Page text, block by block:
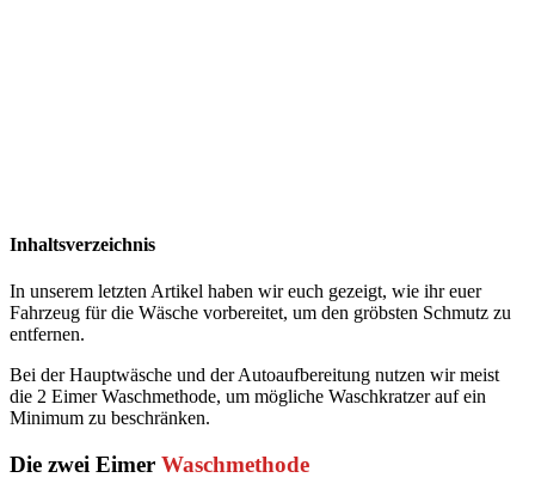
Inhaltsverzeichnis
In unserem letzten Artikel haben wir euch gezeigt, wie ihr euer
Fahrzeug für die Wäsche vorbereitet, um den gröbsten Schmutz zu
entfernen.
Bei der Hauptwäsche und der Autoaufbereitung nutzen wir meist
die 2 Eimer Waschmethode, um mögliche Waschkratzer auf ein
Minimum zu beschränken.
Die zwei Eimer Waschmethode